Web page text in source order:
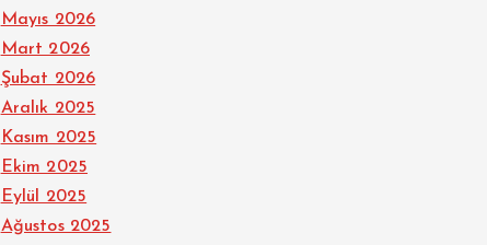
Mayıs 2026
Mart 2026
Şubat 2026
Aralık 2025
Kasım 2025
Ekim 2025
Eylül 2025
Ağustos 2025